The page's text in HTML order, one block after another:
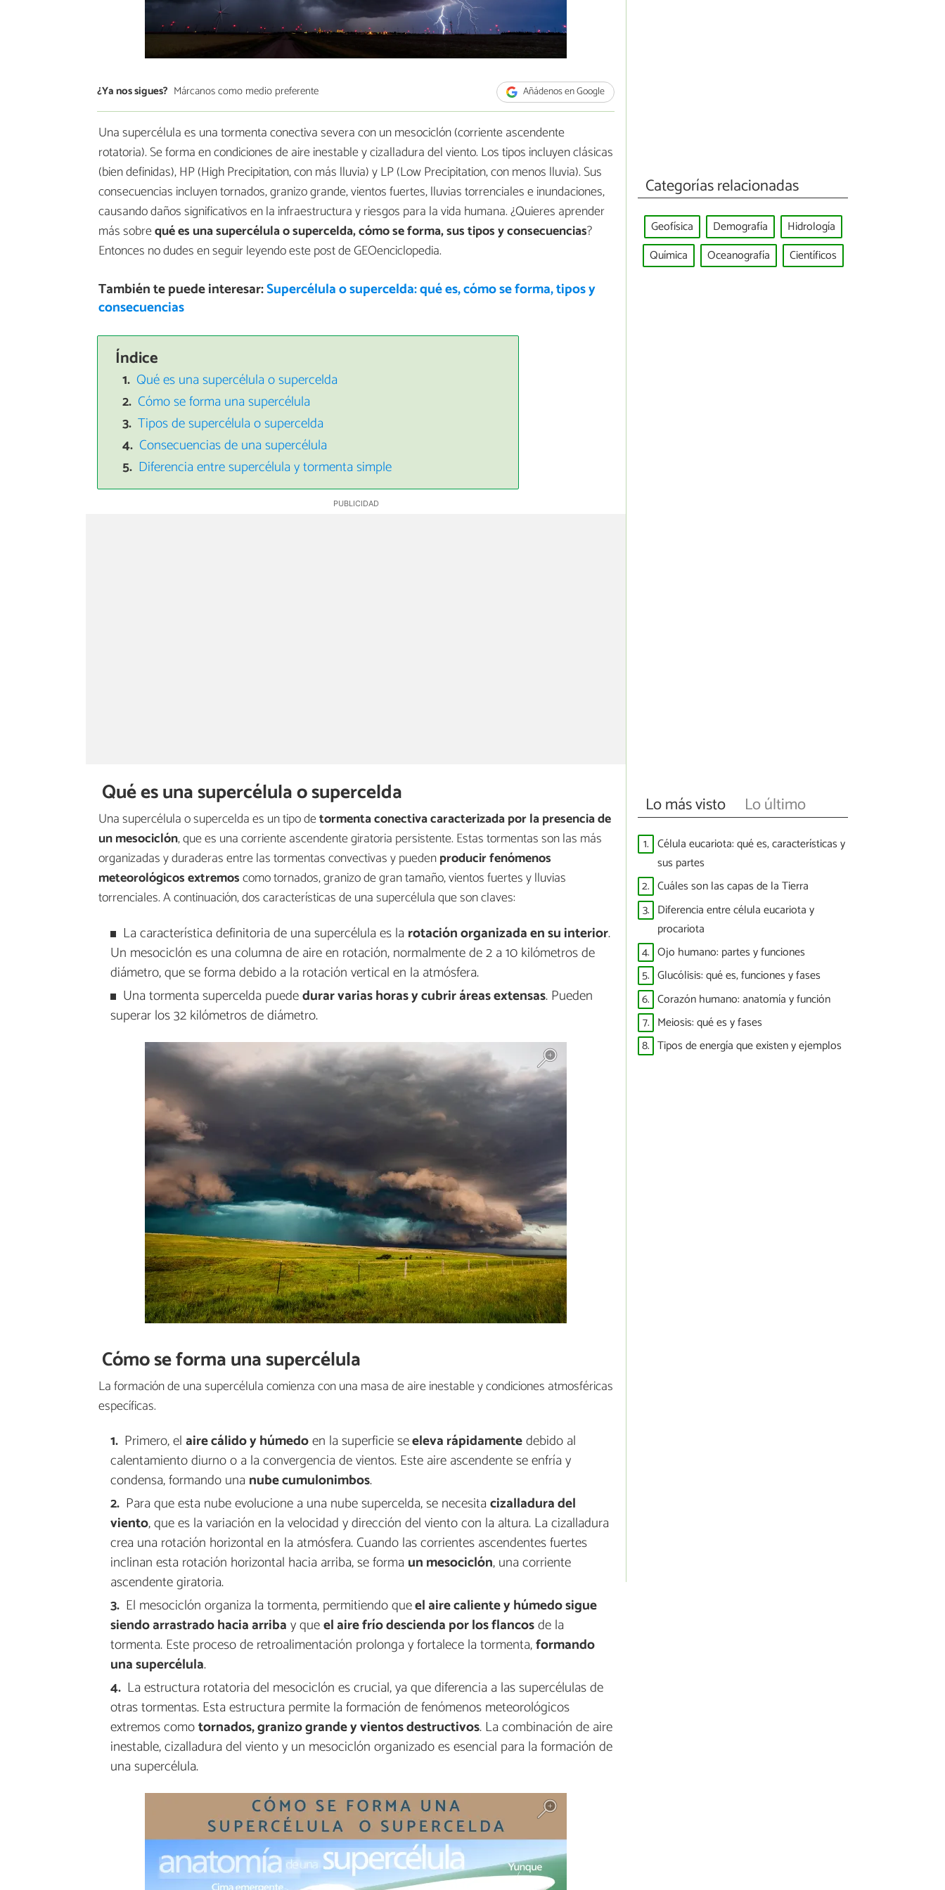
¿Ya nos sigues? Márcanos como medio preferente Añádenos en Google
Una supercélula es una tormenta conectiva severa con un mesociclón (corriente ascendente
rotatoria). Se forma en condiciones de aire inestable y cizalladura del viento. Los tipos incluyen clásicas
(bien definidas), HP (High Precipitation, con más lluvia) y LP (Low Precipitation, con menos lluvia). Sus
consecuencias incluyen tornados, granizo grande, vientos fuertes, lluvias torrenciales e inundaciones,
causando daños significativos en la infraestructura y riesgos para la vida humana. ¿Quieres aprender
más sobrequé es una supercélula o supercelda, cómo se forma, sus tipos y consecuencias?
Entonces no dudes en seguir leyendo este post de GEOenciclopedia.
También te puede interesar:Supercélula o supercelda: qué es, cómo se forma, tipos y
consecuencias
Índice
Qué es una supercélula o supercelda
Cómo se forma una supercélula
Tipos de supercélula o supercelda
Consecuencias de una supercélula
Diferencia entre supercélula y tormenta simple
Qué es una supercélula o supercelda
Una supercélula o supercelda es un tipo detormenta conectiva caracterizada por la presencia de
un mesociclón, que es una corriente ascendente giratoria persistente. Estas tormentas son las más
organizadas y duraderas entre las tormentas convectivas y puedenproducir fenómenos
meteorológicos extremoscomo tornados, granizo de gran tamaño, vientos fuertes y lluvias
torrenciales. A continuación, dos características de una supercélula que son claves:
La característica definitoria de una supercélula es la rotación organizada en su interior.
Un mesociclón es una columna de aire en rotación, normalmente de 2 a 10 kilómetros de
diámetro, que se forma debido a la rotación vertical en la atmósfera.
Una tormenta supercelda puededurar varias horas y cubrir áreas extensas. Pueden
superar los 32 kilómetros de diámetro.
Cómo se forma una supercélula
La formación de una supercélula comienza con una masa de aire inestable y condiciones atmosféricas
específicas.
Primero, elaire cálido y húmedoen la superficie seeleva rápidamentedebido al
calentamiento diurno o a la convergencia de vientos. Este aire ascendente se enfría y
condensa, formando una nube cumulonimbos.
Para que esta nube evolucione a una nube supercelda, se necesitacizalladura del
viento, que es la variación en la velocidad y dirección del viento con la altura. La cizalladura
crea una rotación horizontal en la atmósfera. Cuando las corrientes ascendentes fuertes
inclinan esta rotación horizontal hacia arriba, se forma un mesociclón, una corriente
ascendente giratoria.
El mesociclón organiza la tormenta, permitiendo queel aire caliente y húmedo sigue
siendo arrastrado hacia arribay queel aire frío descienda por los flancosde la
tormenta. Este proceso de retroalimentación prolonga y fortalece la tormenta,formando
una supercélula.
La estructura rotatoria del mesociclón es crucial, ya que diferencia a las supercélulas de
otras tormentas. Esta estructura permite la formación de fenómenos meteorológicos
extremos comotornados, granizo grande y vientos destructivos. La combinación de aire
inestable, cizalladura del viento y un mesociclón organizado es esencial para la formación de
una supercélula.
Categorías relacionadas
Geofísica Demografía
Hidrología
Química
Oceanografía Científicos
Lo más visto Lo último
1. Célula eucariota: qué es, características y
sus partes
2. Cuáles son las capas de la Tierra
3. Diferencia entre célula eucariota y
procariota
4. Ojo humano: partes y funciones
5. Glucólisis: qué es, funciones y fases
6. Corazón humano: anatomía y función
7. Meiosis: qué es y fases
8. Tipos de energía que existen y ejemplos